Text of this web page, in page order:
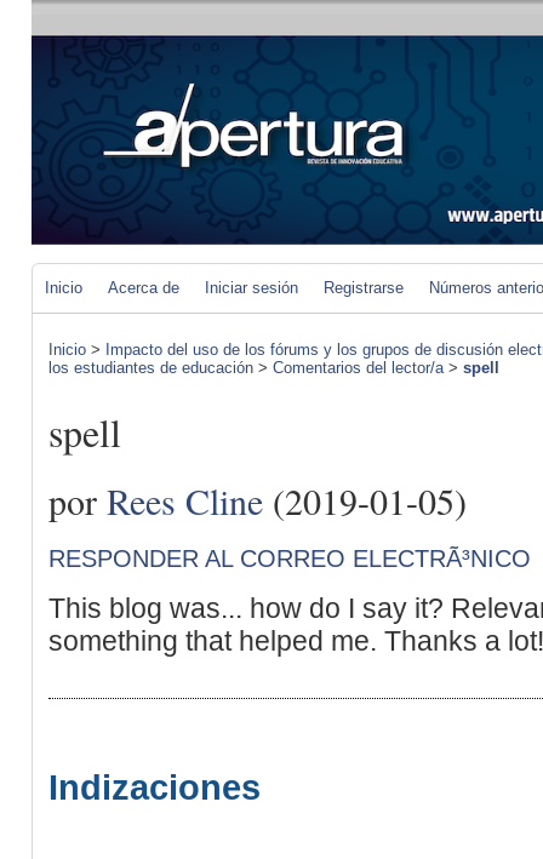
Inicio Acerca de Iniciar sesión Registrarse Números
Inicio > Impacto del uso de los fórums y los grupos de discusión
los estudiantes de educación > Comentarios del lector/a> spell
spell
por Rees Cline (2019-01-05)
RESPONDER AL CORREO ELECTRÃ³NICO
This blog was... how do I say it?
something that helped me. Thanks a lot!
Indizaciones